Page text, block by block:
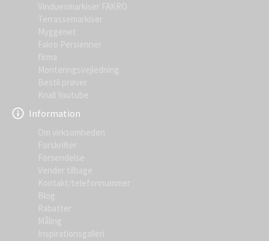
Vinduesmarkiser FAKRO
Terrassemarkiser
Myggenet
Fakro Persienner
firma
Monteringsvejledning
Bestil prøver
Knall Youtube
Information
Om virksomheden
Forskrifter
Forsendelse
Vender tilbage
Kontakt/telefonnummer
Blog
Rabatter
Måling
Inspirationsgalleri